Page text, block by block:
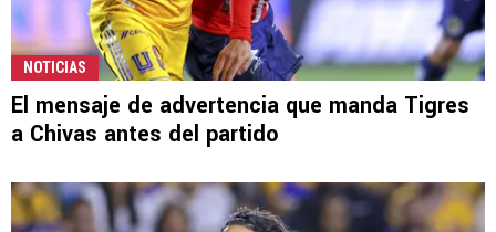
NOTICIAS
El mensaje de advertencia que manda Tigres
a Chivas antes del partido